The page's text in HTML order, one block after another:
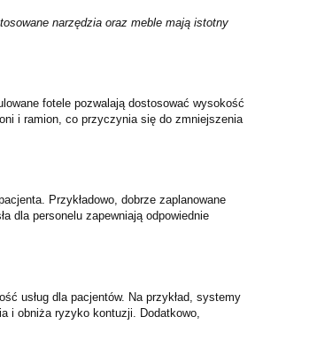
narzędzia oraz meble mają istotny
fotele pozwalają dostosować wysokość
i ramion, co przyczynia się do zmniejszenia
Przykładowo, dobrze zaplanowane
dla personelu zapewniają odpowiednie
usług dla pacjentów. Na przykład, systemy
i obniża ryzyko kontuzji. Dodatkowo,